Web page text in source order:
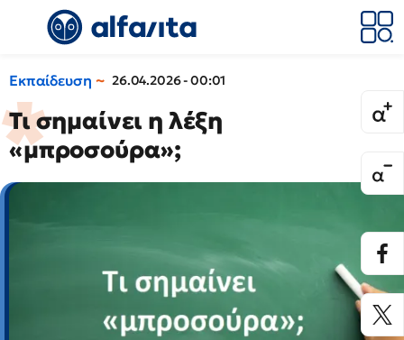
Εκπαίδευση 26.04.2026 - 00:01
Τι σημαίνει η λέξη
«μπροσούρα»;